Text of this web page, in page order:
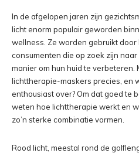
In de afgelopen jaren zijn
licht enorm populair geworden
wellness. Ze worden gebruikt
consumenten die op zoek zijn
manier om hun huid te verbeteren.
lichttherapie-maskers precies, en
enthousiast over? Om dat goed te
weten hoe lichttherapie werkt en
zo’n sterke combinatie vormen.
Rood licht, meestal rond de